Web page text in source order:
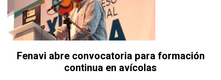
Fenavi abre convocatoria para formación
continua en avícolas